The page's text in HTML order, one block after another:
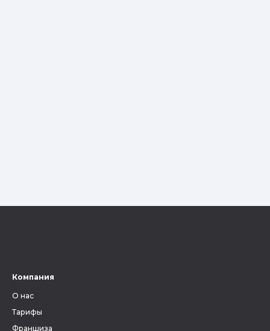
Компания
О нас
Тарифы
Франшиза